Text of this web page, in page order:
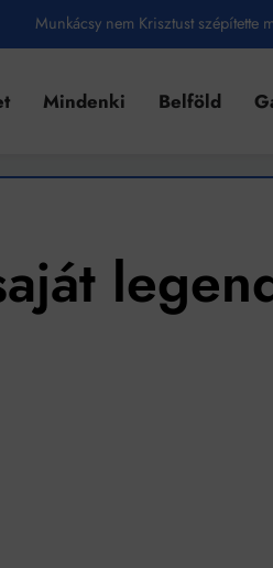
Munkácsy nem Krisztust szépítette
Amikor a Tetris
Ki
Az
5 százalékkal is nőhetnek a bérleti
Mindenki Belföld